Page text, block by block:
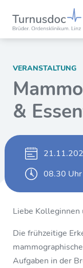
VERANSTALTUNG
&
08.30
Liebe Kolleginnen
Die frühzeitige
Aufgaben in der